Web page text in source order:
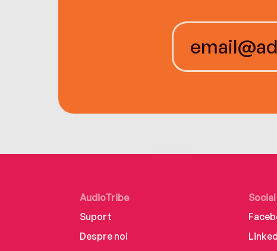
AudioTribe
Suport
Despre noi